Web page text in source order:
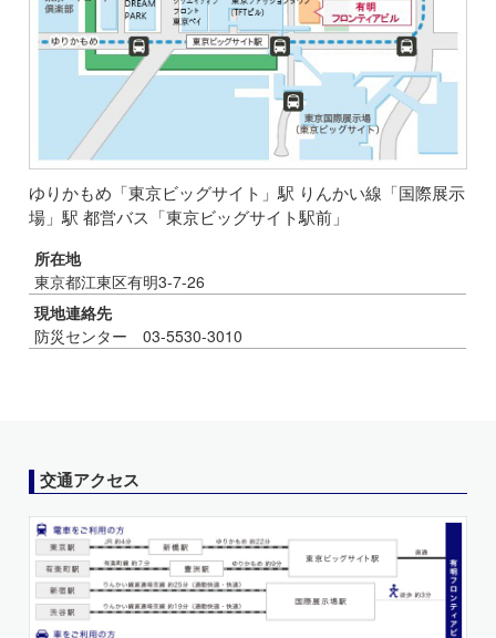
ゆりかもめ「東京ビッグサイト」駅 りんかい線「国際展示
場」駅 都営バス「東京ビッグサイト駅前」
所在地
東京都江東区有明3-7-26
現地連絡先
防災センター 03-5530-3010
交通アクセス